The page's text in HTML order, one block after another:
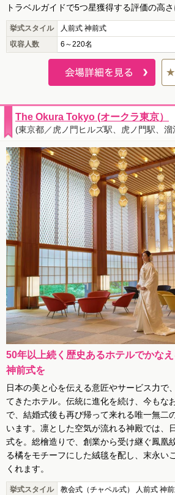
トラベルガイドで5つ星獲得する評価の高さ
挙式スタイル
人前式 神前式
収容人数
6～220名
The Okura Tokyo (オークラ東京）
(東京都／虎ノ門ヒルズ駅、虎ノ門駅、溜
50年以上続く歴史あるホテルでかな
神前式を
日本の美と心を伝える意匠やサービス力で
てきたホテル。伝統に進化を続け、今もな
で、結婚式後も再び帰って来れる唯一無二
います。凛とした空気が流れる神殿では、
式を。総檜造りで、創業から受け継ぐ鳳凰
る橘をモチーフにした絨毯を配し、末永い
くれます。
挙式スタイル
教会式（チャペル式） 人前式 神